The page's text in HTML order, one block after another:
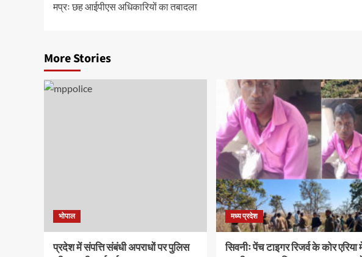
navigation
मप्रः छह आईपीएस अधिकारियों का तबादला
More Stories
भोपाल
प्रदेश में संपत्ति संबंधी अपराधों पर पुलिस
मध्य प्रदेश
सिवनीः पेंच टाइगर रिजर्व के कोर एरिया